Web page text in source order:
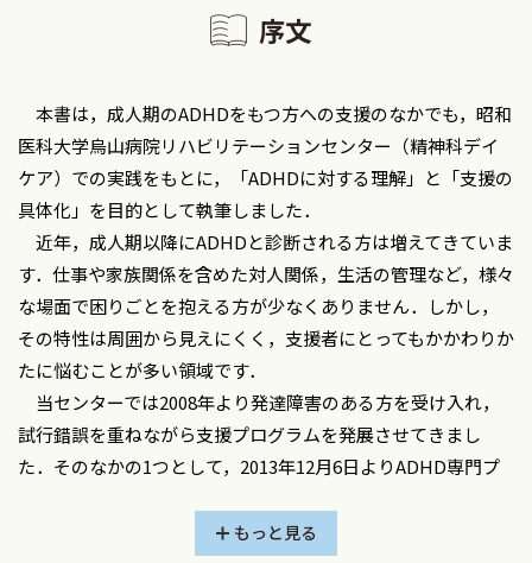
序文
本書は，成人期のADHDをもつ方への支援のなかでも，昭和
医科大学烏山病院リハビリテーションセンター（精神科デイ
ケア）での実践をもとに，「ADHDに対する理解」と「支援の
具体化」を目的として執筆しました．
近年，成人期以降にADHDと診断される方は増えてきていま
す．仕事や家族関係を含めた対人関係，生活の管理など，様々
な場面で困りごとを抱える方が少なくありません．しかし，
その特性は周囲から見えにくく，支援者にとってもかかわりか
たに悩むことが多い領域です．
当センターでは2008年より発達障害のある方を受け入れ，
試行錯誤を重ねながら支援プログラムを発展させてきまし
た．そのなかの1つとして，2013年12月6日よりADHD専門プ
このプログラムは，単にスキルを学ぶツールではありませ
もっと見る